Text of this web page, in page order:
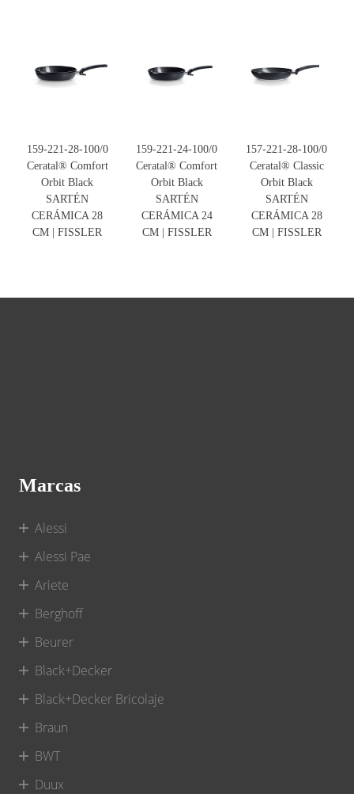
159-221-28-100/0
Ceratal® Comfort
Orbit Black
SARTÉN
CERÁMICA 28
CM | FISSLER
159-221-24-100/0
Ceratal® Comfort
Orbit Black
SARTÉN
CERÁMICA 24
CM | FISSLER
157-221-28-100/0
Ceratal® Classic
Orbit Black
SARTÉN
CERÁMICA 28
CM | FISSLER
Marcas
Alessi
Alessi Pae
Ariete
Berghoff
Beurer
Black+Decker
Black+Decker Bricolaje
Braun
BWT
Duux